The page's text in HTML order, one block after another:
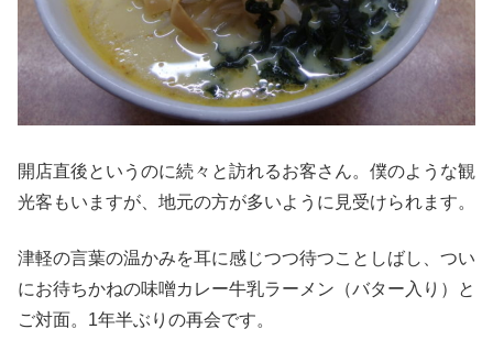
開店直後というのに続々と訪れるお客さん。僕のような観
光客もいますが、地元の方が多いように見受けられます。
津軽の言葉の温かみを耳に感じつつ待つことしばし、つい
にお待ちかねの味噌カレー牛乳ラーメン（バター入り）と
ご対面。1年半ぶりの再会です。